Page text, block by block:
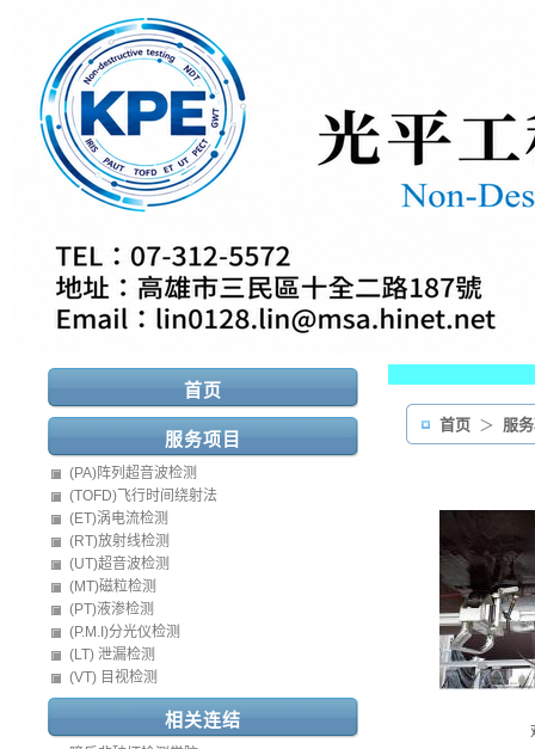
首页 ＞ 服
首页
服务项目
(PA)阵列超音波检测
(TOFD)飞行时间绕射法
(ET)涡电流检测
(RT)放射线检测
(UT)超音波检测
(MT)磁粒检测
(PT)液渗检测
(P.M.I)分光仪检测
(LT) 泄漏检测
(VT) 目视检测
相关连结